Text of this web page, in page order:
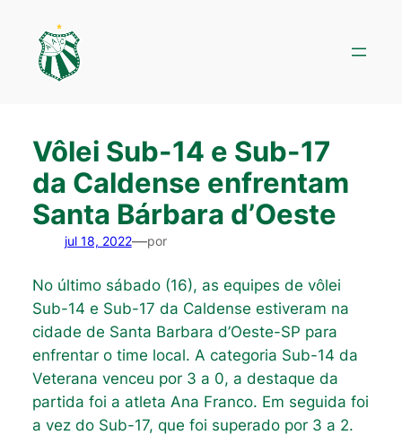
conteúdo
Vôlei Sub-14 e Sub-17
da Caldense enfrentam
Santa Bárbara d’Oeste
jul 18, 2022—por
No último sábado (16), as equipes de vôlei
Sub-14 e Sub-17 da Caldense estiveram na
cidade de Santa Barbara d’Oeste-SP para
enfrentar o time local. A categoria Sub-14 da
Veterana venceu por 3 a 0, a destaque da
partida foi a atleta Ana Franco. Em seguida foi
a vez do Sub-17, que foi superado por 3 a 2.